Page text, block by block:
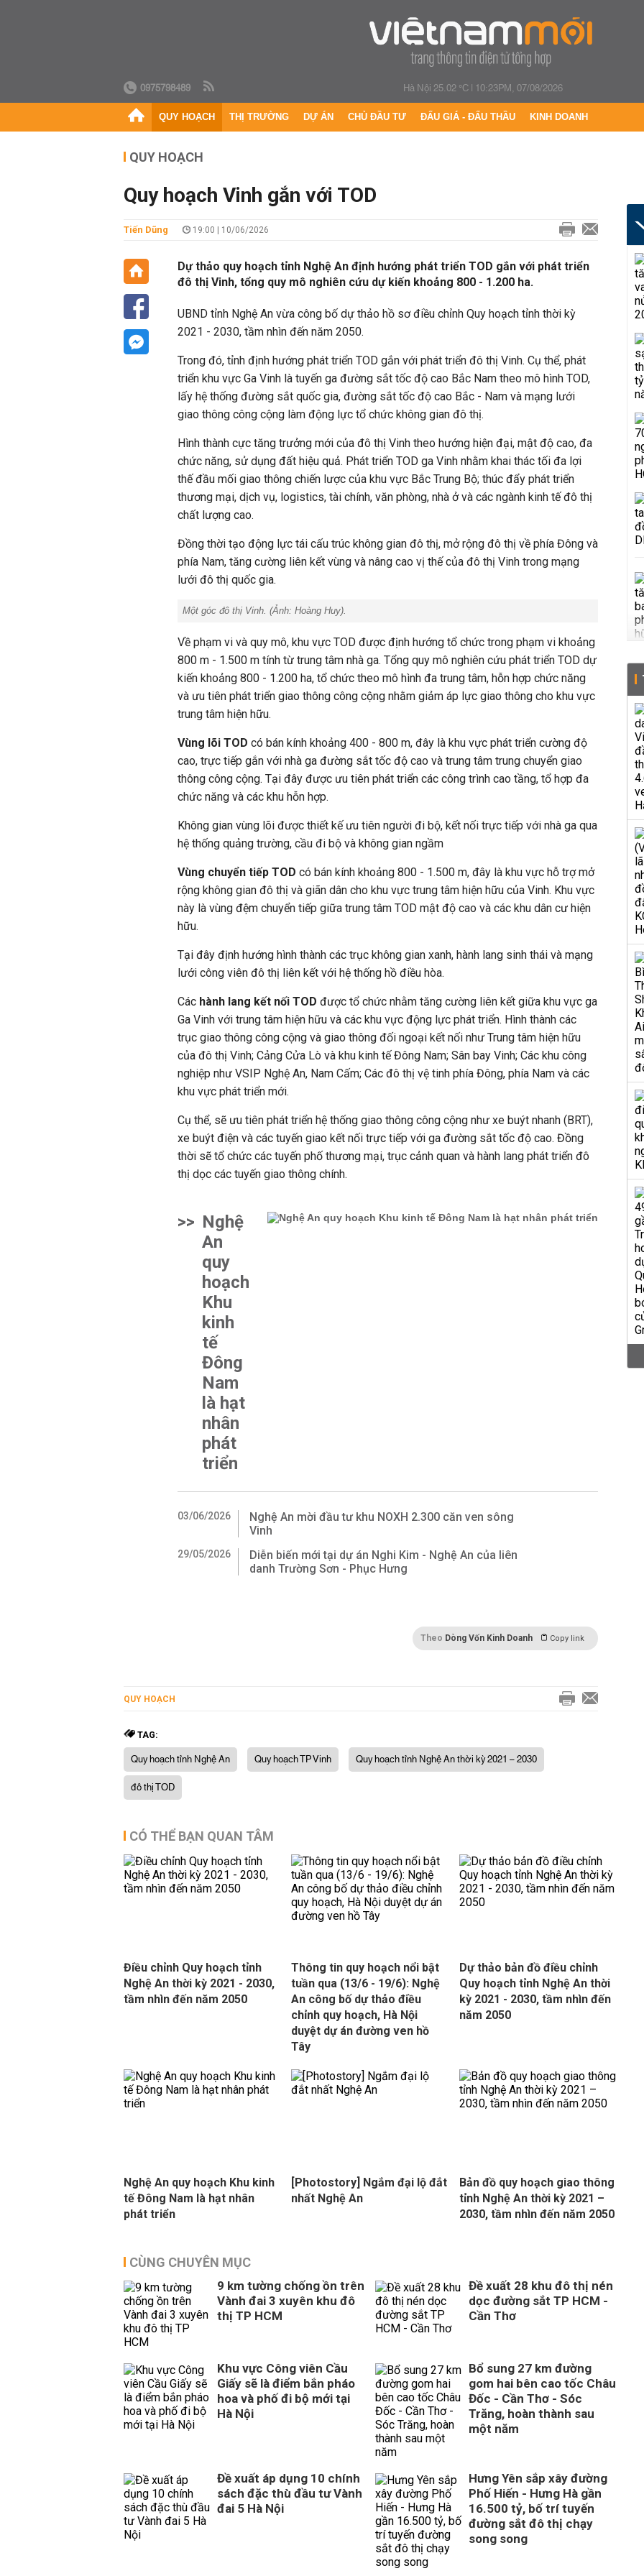
0975798489 Hà Nội 25.02 °C| 10:23PM, 07/08/2026
QUY HOẠCH THỊ TRƯỜNG DỰ ÁN CHỦ ĐẦU TƯ ĐẤU GIÁ - ĐẤU THẦU KINH DOANH
QUY HOẠCH
Quy hoạch Vinh gắn với TOD
Tiến Dũng 19:00 | 10/06/2026
Dự thảo quy hoạch tỉnh Nghệ An định hướng phát triển TOD gắn với phát triển
đô thị Vinh, tổng quy mô nghiên cứu dự kiến khoảng 800 - 1.200 ha.
UBND tỉnh Nghệ An vừa công bố dự thảo hồ sơ điều chỉnh Quy hoạch tỉnh thời kỳ
2021 - 2030, tầm nhìn đến năm 2050.
Trong đó, tỉnh định hướng phát triển TOD gắn với phát triển đô thị Vinh. Cụ thể, phát
triển khu vực Ga Vinh là tuyến ga đường sắt tốc độ cao Bắc Nam theo mô hình TOD,
lấy hệ thống đường sắt quốc gia, đường sắt tốc độ cao Bắc - Nam và mạng lưới
giao thông công cộng làm động lực tổ chức không gian đô thị.
Hình thành cực tăng trưởng mới của đô thị Vinh theo hướng hiện đại, mật độ cao, đa
chức năng, sử dụng đất hiệu quả. Phát triển TOD ga Vinh nhằm khai thác tối đa lợi
thế đầu mối giao thông chiến lược của khu vực Bắc Trung Bộ; thúc đẩy phát triển
thương mại, dịch vụ, logistics, tài chính, văn phòng, nhà ở và các ngành kinh tế đô thị
chất lượng cao.
Đồng thời tạo động lực tái cấu trúc không gian đô thị, mở rộng đô thị về phía Đông và
phía Nam, tăng cường liên kết vùng và nâng cao vị thế của đô thị Vinh trong mạng
lưới đô thị quốc gia.
Một góc đô thị Vinh. (Ảnh: Hoàng Huy).
Về phạm vi và quy mô, khu vực TOD được định hướng tổ chức trong phạm vi khoảng
800 m - 1.500 m tính từ trung tâm nhà ga. Tổng quy mô nghiên cứu phát triển TOD dự
kiến khoảng 800 - 1.200 ha, tổ chức theo mô hình đa trung tâm, hỗn hợp chức năng
và ưu tiên phát triển giao thông công cộng nhằm giảm áp lực giao thông cho khu vực
trung tâm hiện hữu.
Vùng lõi TOD có bán kính khoảng 400 - 800 m, đây là khu vực phát triển cường độ
cao, trực tiếp gắn với nhà ga đường sắt tốc độ cao và trung tâm trung chuyển giao
thông công cộng. Tại đây được ưu tiên phát triển các công trình cao tầng, tổ hợp đa
chức năng và các khu hỗn hợp.
Không gian vùng lõi được thiết kế ưu tiên người đi bộ, kết nối trực tiếp với nhà ga qua
hệ thống quảng trường, cầu đi bộ và không gian ngầm
Vùng chuyển tiếp TOD có bán kính khoảng 800 - 1.500 m, đây là khu vực hỗ trợ mở
rộng không gian đô thị và giãn dân cho khu vực trung tâm hiện hữu của Vinh. Khu vực
này là vùng đệm chuyển tiếp giữa trung tâm TOD mật độ cao và các khu dân cư hiện
hữu.
Tại đây định hướng hình thành các trục không gian xanh, hành lang sinh thái và mạng
lưới công viên đô thị liên kết với hệ thống hồ điều hòa.
Các hành lang kết nối TOD được tổ chức nhằm tăng cường liên kết giữa khu vực ga
Ga Vinh với trung tâm hiện hữu và các khu vực động lực phát triển. Hình thành các
trục giao thông công cộng và giao thông đối ngoại kết nối như Trung tâm hiện hữu
của đô thị Vinh; Cảng Cửa Lò và khu kinh tế Đông Nam; Sân bay Vinh; Các khu công
nghiệp như VSIP Nghệ An, Nam Cấm; Các đô thị vệ tinh phía Đông, phía Nam và các
khu vực phát triển mới.
Cụ thể, sẽ ưu tiên phát triển hệ thống giao thông công cộng như xe buýt nhanh (BRT),
xe buýt điện và các tuyến giao kết nối trực tiếp với ga đường sắt tốc độ cao. Đồng
thời sẽ tổ chức các tuyến phố thương mại, trục cảnh quan và hành lang phát triển đô
thị dọc các tuyến giao thông chính.
>> Nghệ
An
quy
hoạch
Khu
kinh
tế
Đông
Nam
là hạt
nhân
phát
triển
03/06/2026
Nghệ An mời đầu tư khu NOXH 2.300 căn ven sông
Vinh
29/05/2026
Diễn biến mới tại dự án Nghi Kim - Nghệ An của liên
danh Trường Sơn - Phục Hưng
Theo Dòng Vốn Kinh Doanh Copy link
QUY HOẠCH
TAG:
Quy hoạch tỉnh Nghệ An Quy hoạch TP Vinh
Quy hoạch tỉnh Nghệ An thời kỳ 2021 – 2030
đô thị TOD
CÓ THỂ BẠN QUAN TÂM
Điều chỉnh Quy hoạch tỉnh
Nghệ An thời kỳ 2021 - 2030,
tầm nhìn đến năm 2050
Thông tin quy hoạch nổi bật
tuần qua (13/6 - 19/6): Nghệ
An công bố dự thảo điều
chỉnh quy hoạch, Hà Nội
duyệt dự án đường ven hồ
Tây
Dự thảo bản đồ điều chỉnh
Quy hoạch tỉnh Nghệ An thời
kỳ 2021 - 2030, tầm nhìn đến
năm 2050
Nghệ An quy hoạch Khu kinh
tế Đông Nam là hạt nhân
phát triển
[Photostory] Ngắm đại lộ đắt
nhất Nghệ An
Bản đồ quy hoạch giao thông
tỉnh Nghệ An thời kỳ 2021 –
2030, tầm nhìn đến năm 2050
CÙNG CHUYÊN MỤC
9 km tường chống ồn trên
Vành đai 3 xuyên khu đô
thị TP HCM
Đề xuất 28 khu đô thị nén
dọc đường sắt TP HCM -
Cần Thơ
Khu vực Công viên Cầu
Giấy sẽ là điểm bắn pháo
hoa và phố đi bộ mới tại
Hà Nội
Bổ sung 27 km đường
gom hai bên cao tốc Châu
Đốc - Cần Thơ - Sóc
Trăng, hoàn thành sau
một năm
Đề xuất áp dụng 10 chính
sách đặc thù đầu tư Vành
đai 5 Hà Nội
Hưng Yên sắp xây đường
Phố Hiến - Hưng Hà gần
16.500 tỷ, bố trí tuyến
đường sắt đô thị chạy
song song